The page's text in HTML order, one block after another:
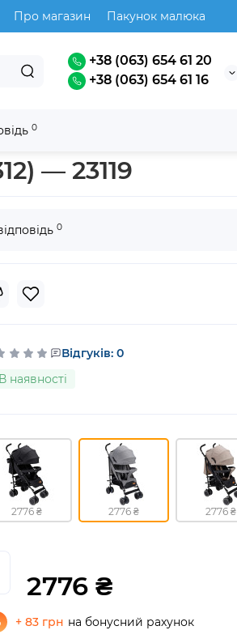
Про магазин Пакунок малюка
+38 (063) 654 61 20
+38 (063) 654 61 16
0
— 23119
0
Відгуків: 0
В наявності
2776 ₴ 2776 ₴ 2776 ₴
2776 ₴
+ 83 грн на бонусний рахунок